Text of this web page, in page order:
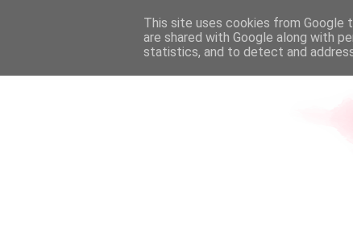
This site uses cookies from Google
are shared with Google along with
statistics, and to detect and